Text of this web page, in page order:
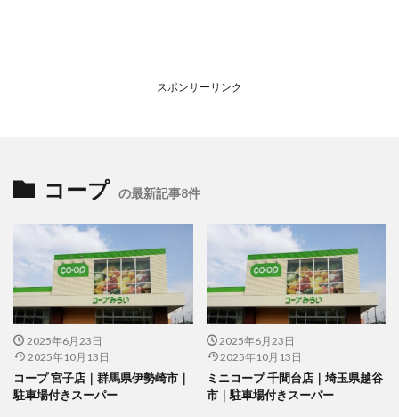
スポンサーリンク
コープ の最新記事8件
2025年6月23日
2025年10月13日
コープ 宮子店｜群馬県伊勢崎市｜
駐車場付きスーパー
2025年6月23日
2025年10月13日
ミニコープ 千間台店｜埼玉県越谷
市｜駐車場付きスーパー